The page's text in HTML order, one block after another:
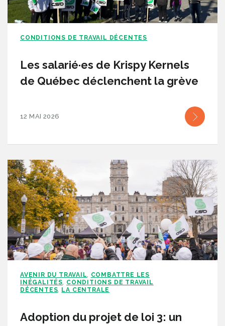
CONDITIONS DE TRAVAIL DÉCENTES
Les salarié·es de Krispy Kernels
de Québec déclenchent la grève
12 MAI 2026
AVENIR DU TRAVAIL,
COMBATTRE LES
INÉGALITÉS,
CONDITIONS DE TRAVAIL
DÉCENTES, LA CENTRALE
Adoption du projet de loi 3: un